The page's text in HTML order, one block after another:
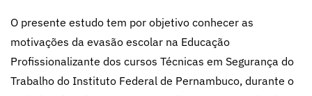
O presente estudo tem por objetivo conhecer as
motivações da evasão escolar na Educação
Profissionalizante dos cursos Técnicas em Segurança do
Trabalho do Instituto Federal de Pernambuco, durante o